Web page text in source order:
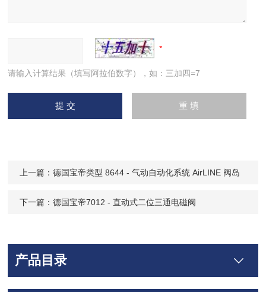
请输入计算结果（填写阿拉伯数字），如：三加四=7
上一篇：德国宝帝类型 8644 - 气动自动化系统 AirLINE 阀岛
下一篇：德国宝帝7012 - 直动式二位三通电磁阀
产品目录